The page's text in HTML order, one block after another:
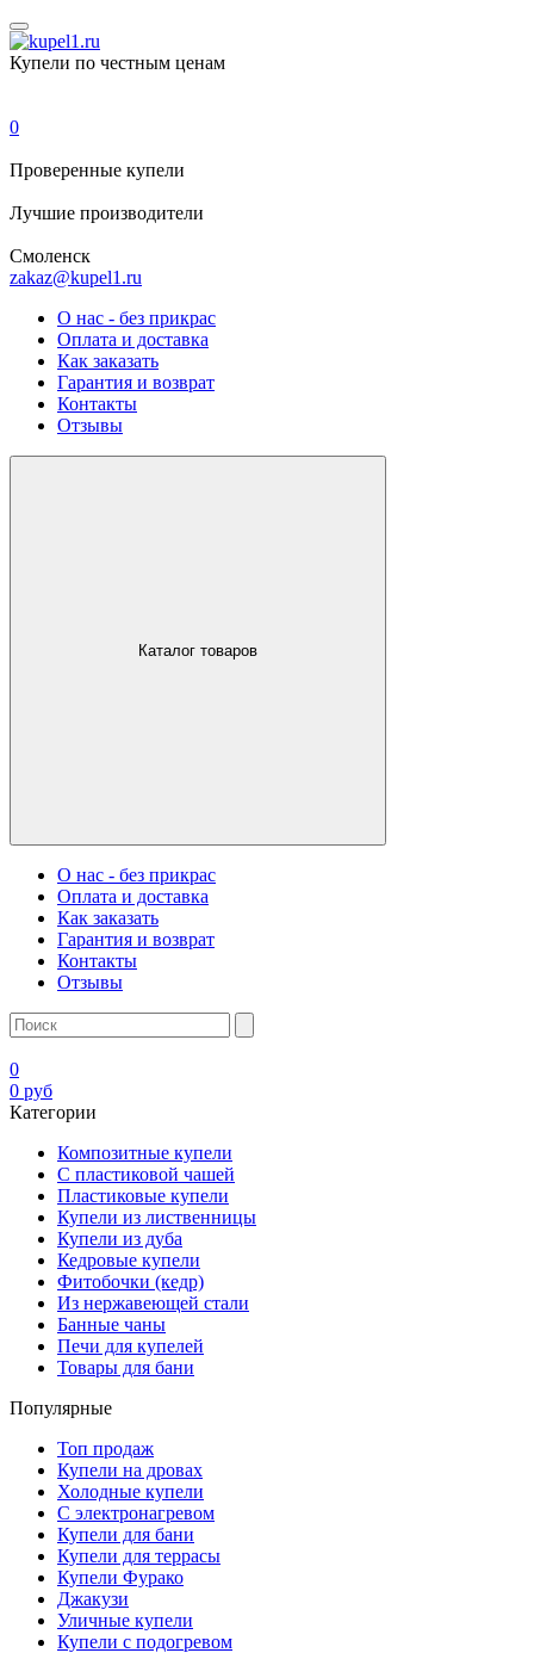
Купели по честным ценам
0
Проверенные купели
Лучшие производители
Смоленск
zakaz@kupel1.ru
О нас - без прикрас
Оплата и доставка
Как заказать
Гарантия и возврат
Контакты
Отзывы
Каталог товаров
О нас - без прикрас
Оплата и доставка
Как заказать
Гарантия и возврат
Контакты
Отзывы
0
0 руб
Категории
Композитные купели
С пластиковой чашей
Пластиковые купели
Купели из лиственницы
Купели из дуба
Кедровые купели
Фитобочки (кедр)
Из нержавеющей стали
Банные чаны
Печи для купелей
Товары для бани
Популярные
Топ продаж
Купели на дровах
Холодные купели
С электронагревом
Купели для бани
Купели для террасы
Купели Фурако
Джакузи
Уличные купели
Купели с подогревом